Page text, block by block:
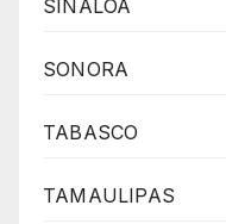
SINALOA
SONORA
TABASCO
TAMAULIPAS